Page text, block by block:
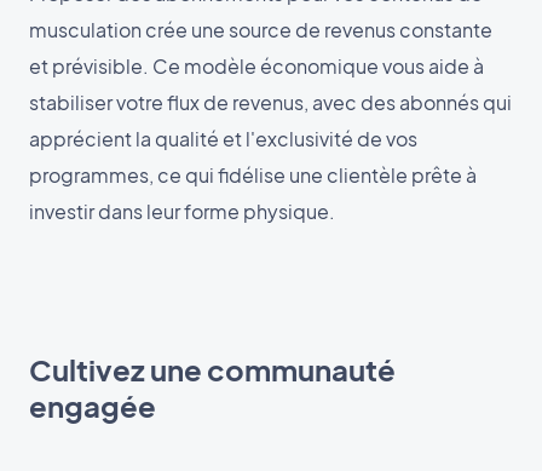
musculation crée une source de revenus constante
et prévisible. Ce modèle économique vous aide à
stabiliser votre flux de revenus, avec des abonnés qui
apprécient la qualité et l'exclusivité de vos
programmes, ce qui fidélise une clientèle prête à
investir dans leur forme physique.
Cultivez une communauté
engagée